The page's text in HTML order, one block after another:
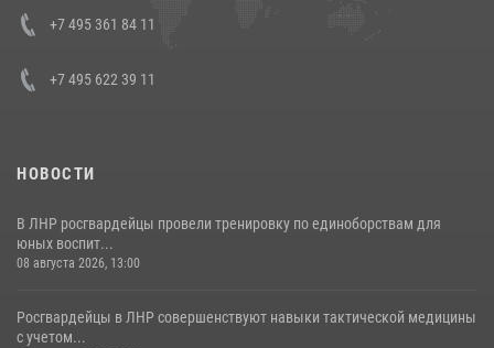
Кавказском федеральном округе Виталием Кузнецовым
+7 495 361 84 11
+7 495 622 39 11
НОВОСТИ
В ЛНР росгвардейцы провели тренировку по единоборствам для
юных воспит...
08 августа 2026, 13:00
Росгвардейцы в ЛНР совершенствуют навыки тактической медицины
с учетом...